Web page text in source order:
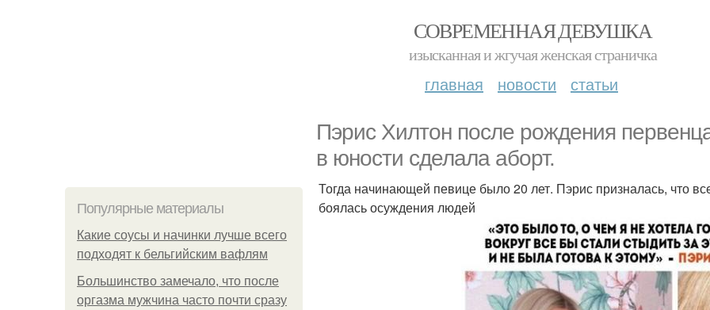
СОВРЕМЕННАЯ ДЕВУШКА
изысканная и жгучая женская страничка
главная новости статьи
Пэрис Хилтон после рождения
в юности сделала аборт.
Популярные материалы
Какие соусы и начинки лучше всего
подходят к бельгийским вафлям
Большинство замечало, что после
оргазма мужчина часто почти сразу
Тогда начинающей певице было 20 лет. Пэрис призналась, что
боялась осуждения людей